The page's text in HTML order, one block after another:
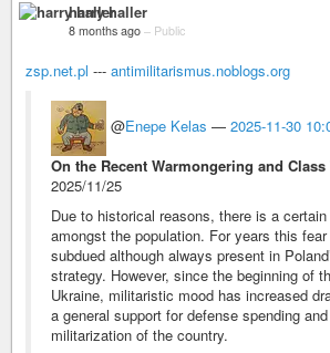
harry haller
8 months ago – Public
zsp.net.pl --- antimilitarismus.noblogs.org
@Enepe Kelas — 2025-11-30
On the Recent Warmongering and
2025/11/25
Due to historical reasons, there is a
amongst the population. For years this
subdued although always present in
strategy. However, since the beginning of
Ukraine, militaristic mood has increased
a general support for defense spending
militarization of the country.